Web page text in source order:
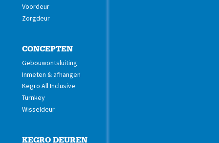
Voordeur
Zorgdeur
CONCEPTEN
Gebouwontsluiting
Inmeten & afhangen
Kegro All Inclusive
Turnkey
Wisseldeur
KEGRO DEUREN